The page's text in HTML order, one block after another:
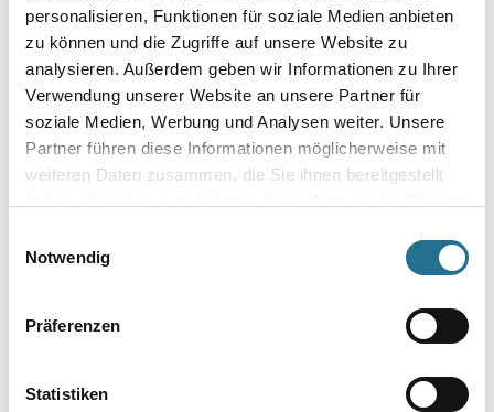
personalisieren, Funktionen für soziale Medien anbieten
zu können und die Zugriffe auf unsere Website zu
analysieren. Außerdem geben wir Informationen zu Ihrer
Verwendung unserer Website an unsere Partner für
soziale Medien, Werbung und Analysen weiter. Unsere
Partner führen diese Informationen möglicherweise mit
weiteren Daten zusammen, die Sie ihnen bereitgestellt
Notwendig
Präferenzen
Statistiken
Umrechnungsfaktoren
PRODUKTEIGENSCHAFTEN
Produkteigenschaft